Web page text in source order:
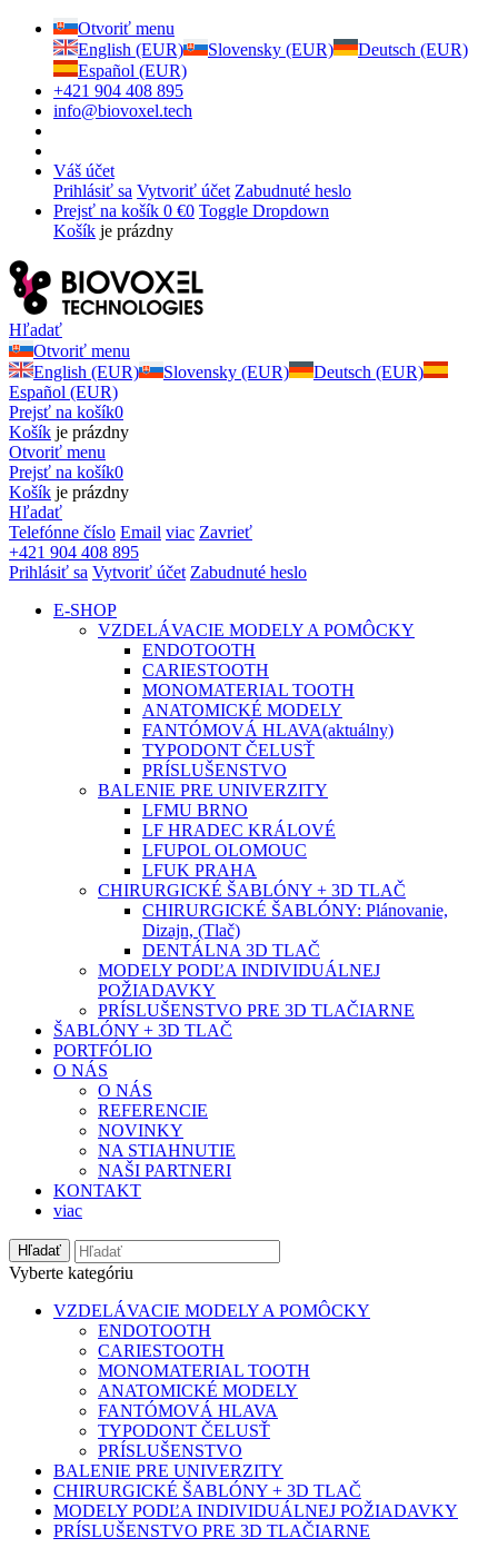
Otvoriť menu
English (EUR)
Slovensky (EUR)
Deutsch (EUR)
Español (EUR)
+421 904 408 895
info@biovoxel.tech
Váš účet
Prihlásiť sa Vytvoriť účet Zabudnuté heslo
Prejsť na košík 0 €0 Toggle Dropdown
Košík je prázdny
Hľadať
Otvoriť menu
English (EUR)
Slovensky (EUR)
Deutsch (EUR)
Español (EUR)
Prejsť na košík0
Košík je prázdny
Otvoriť menu
Prejsť na košík0
Košík je prázdny
Hľadať
Telefónne číslo Email viac Zavrieť
+421 904 408 895
Prihlásiť sa Vytvoriť účet Zabudnuté heslo
E-SHOP
VZDELÁVACIE MODELY A POMÔCKY
ENDOTOOTH
CARIESTOOTH
MONOMATERIAL TOOTH
ANATOMICKÉ MODELY
FANTÓMOVÁ HLAVA(aktuálny)
TYPODONT ČELUSŤ
PRÍSLUŠENSTVO
BALENIE PRE UNIVERZITY
LFMU BRNO
LF HRADEC KRÁLOVÉ
LFUPOL OLOMOUC
LFUK PRAHA
CHIRURGICKÉ ŠABLÓNY + 3D TLAČ
CHIRURGICKÉ ŠABLÓNY: Plánovanie,
Dizajn, (Tlač)
DENTÁLNA 3D TLAČ
MODELY PODĽA INDIVIDUÁLNEJ
POŽIADAVKY
PRÍSLUŠENSTVO PRE 3D TLAČIARNE
ŠABLÓNY + 3D TLAČ
PORTFÓLIO
O NÁS
O NÁS
REFERENCIE
NOVINKY
NA STIAHNUTIE
NAŠI PARTNERI
KONTAKT
viac
Hľadať
Vyberte kategóriu
VZDELÁVACIE MODELY A POMÔCKY
ENDOTOOTH
CARIESTOOTH
MONOMATERIAL TOOTH
ANATOMICKÉ MODELY
FANTÓMOVÁ HLAVA
TYPODONT ČELUSŤ
PRÍSLUŠENSTVO
BALENIE PRE UNIVERZITY
CHIRURGICKÉ ŠABLÓNY + 3D TLAČ
MODELY PODĽA INDIVIDUÁLNEJ POŽIADAVKY
PRÍSLUŠENSTVO PRE 3D TLAČIARNE